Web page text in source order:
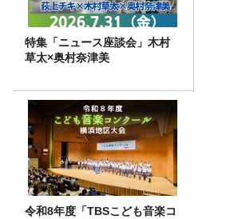
特集「ニュース座談会」木村
草太×奥村奈津美
令和8年度「TBSこども音楽コ